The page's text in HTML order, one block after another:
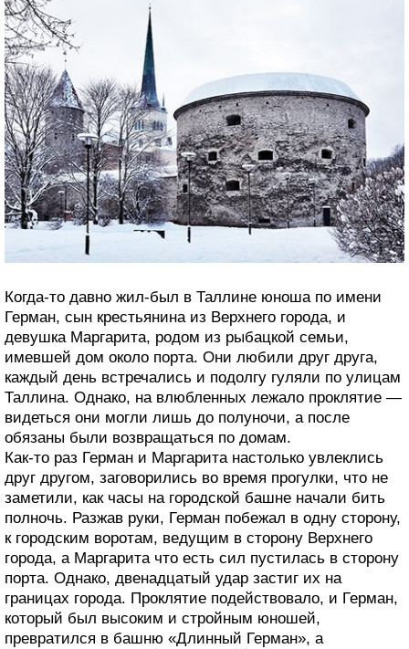
Когда-то давно жил-был в Таллине юноша по имени
Герман, сын крестьянина из Верхнего города, и
девушка Маргарита, родом из рыбацкой семьи,
имевшей дом около порта. Они любили друг друга,
каждый день встречались и подолгу гуляли по улицам
Таллина. Однако, на влюбленных лежало проклятие —
видеться они могли лишь до полуночи, а после
обязаны были возвращаться по домам.
Как-то раз Герман и Маргарита настолько увлеклись
друг другом, заговорились во время прогулки, что не
заметили, как часы на городской башне начали бить
полночь. Разжав руки, Герман побежал в одну сторону,
к городским воротам, ведущим в сторону Верхнего
города, а Маргарита что есть сил пустилась в сторону
порта. Однако, двенадцатый удар застиг их на
границах города. Проклятие подействовало, и Герман,
который был высоким и стройным юношей,
превратился в башню «Длинный Герман», а